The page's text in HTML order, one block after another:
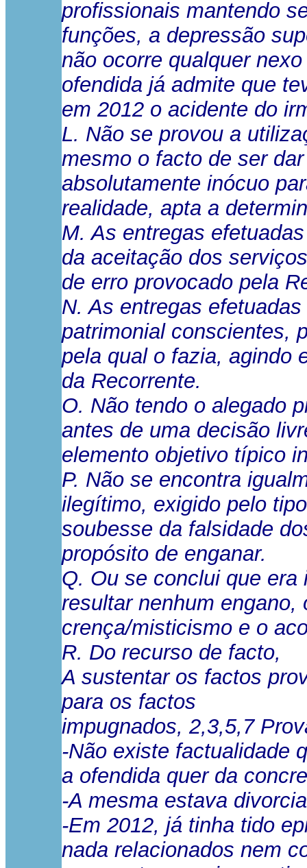
profissionais mantendo
funções, a depressão
não ocorre qualquer
ofendida já admite que
em 2012 o acidente do
L. Não se provou a
mesmo o facto de ser
absolutamente inócuo
realidade, apta a
M. As entregas
da aceitação dos
de erro provocado pela
N. As entregas
patrimonial conscientes,
pela qual o fazia, agindo
da Recorrente.
O. Não tendo o alegado
antes de uma decisão
elemento objetivo típico
P. Não se encontra
ilegítimo, exigido pelo
soubesse da falsidade
propósito de enganar.
Q. Ou se conclui que
resultar nenhum
crença/misticismo e o
R. Do recurso de facto,
A sustentar os factos
para os factos
impugnados, 2,3,5,7
-Não existe factualidade
a ofendida quer da
-A mesma estava
-Em 2012, já tinha tido
nada relacionados nem